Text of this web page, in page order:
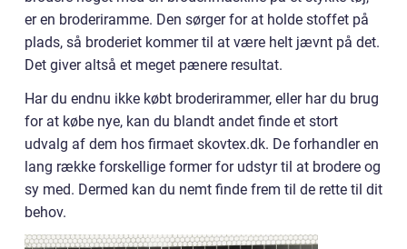
er en broderiramme. Den sørger for at holde stoffet på
plads, så broderiet kommer til at være helt jævnt på det.
Det giver altså et meget pænere resultat.
Har du endnu ikke købt broderirammer, eller har du brug
for at købe nye, kan du blandt andet finde et stort
udvalg af dem hos firmaet skovtex.dk. De forhandler en
lang række forskellige former for udstyr til at brodere og
sy med. Dermed kan du nemt finde frem til de rette til dit
behov.